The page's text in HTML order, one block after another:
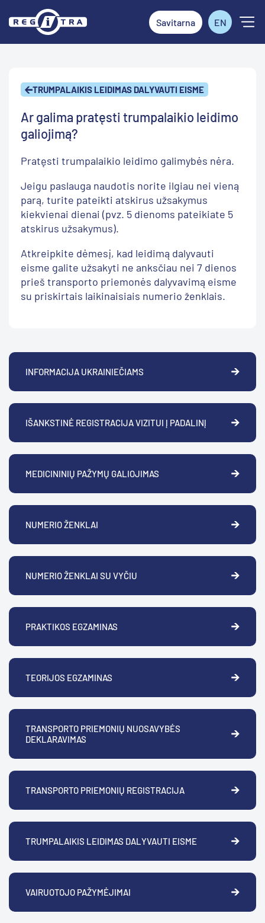
Savitarna EN
TRUMPALAIKIS LEIDIMAS DALYVAUTI EISME
Ar galima pratęsti trumpalaikio leidimo
galiojimą?
Pratęsti trumpalaikio leidimo galimybės nėra.
Jeigu paslauga naudotis norite ilgiau nei vieną
parą, turite pateikti atskirus užsakymus
kiekvienai dienai (pvz. 5 dienoms pateikiate 5
atskirus užsakymus).
Atkreipkite dėmesį, kad leidimą dalyvauti
eisme galite užsakyti ne anksčiau nei 7 dienos
prieš transporto priemonės dalyvavimą eisme
su priskirtais laikinaisiais numerio ženklais.
INFORMACIJA UKRAINIEČIAMS
IŠANKSTINĖ REGISTRACIJA VIZITUI Į PADALINĮ
MEDICININIŲ PAŽYMŲ GALIOJIMAS
NUMERIO ŽENKLAI
NUMERIO ŽENKLAI SU VYČIU
PRAKTIKOS EGZAMINAS
TEORIJOS EGZAMINAS
TRANSPORTO PRIEMONIŲ NUOSAVYBĖS
DEKLARAVIMAS
TRANSPORTO PRIEMONIŲ REGISTRACIJA
TRUMPALAIKIS LEIDIMAS DALYVAUTI EISME
VAIRUOTOJO PAŽYMĖJIMAI